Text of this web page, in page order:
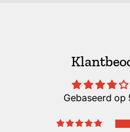
Gebaseerd op